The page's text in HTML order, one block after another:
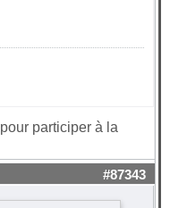
pour participer à la
#87343